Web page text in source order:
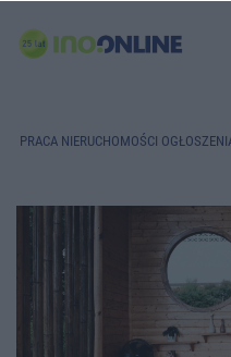
PRACA NIERUCHOMOŚCI